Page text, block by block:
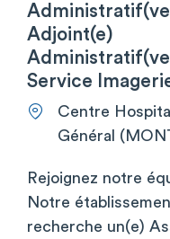
Adjoint(e)
Service
Centre
Général
Rejoignez notre
Notre
recherche un(e)